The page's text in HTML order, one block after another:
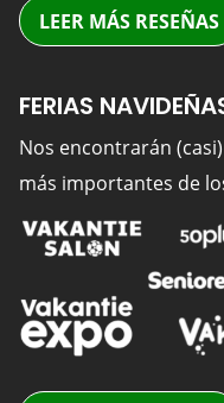
LEER MÁS RESEÑAS
FERIAS
Nos encontrarán
más importantes de